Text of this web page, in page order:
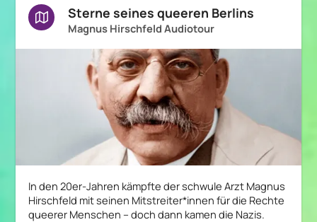
Sterne seines queeren Berlins
Magnus Hirschfeld Audiotour
In den 20er-Jahren kämpfte der schwule Arzt Magnus
Hirschfeld mit seinen Mitstreiter*innen für die Rechte
queerer Menschen – doch dann kamen die Nazis.